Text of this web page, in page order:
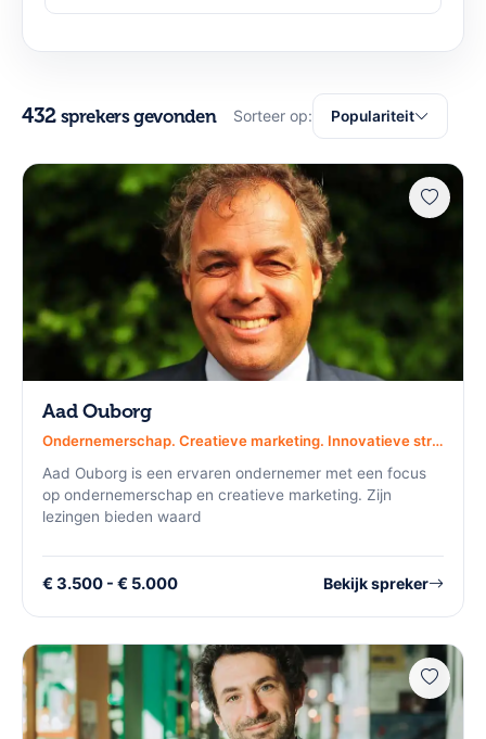
432sprekers gevonden Sorteer op: Populariteit
Aad Ouborg
Ondernemerschap. Creatieve marketing. Innovatieve strategieën.
Aad Ouborg is een ervaren ondernemer met een focus
op ondernemerschap en creatieve marketing. Zijn
lezingen bieden waard
€ 3.500 - € 5.000 Bekijk spreker